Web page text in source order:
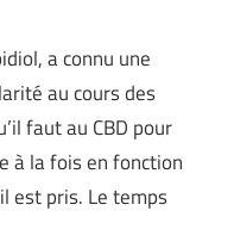
a connu une
au cours des
faut au CBD pour
à la fois en fonction
est pris. Le temps